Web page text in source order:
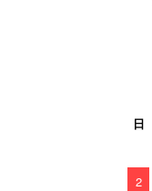
日
2